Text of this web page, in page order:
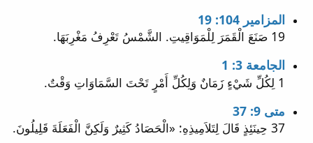
المزامير 104: 19
19 صَنَعَ الْقَمَرَ لِلْمَوَاقِيتِ. الشَّمْسُ تَعْرِفُ مَغْرِبَهَا.
الجامعة 3: 1
1 لِكُلِّ شَيْءٍ زَمَانٌ وَلِكُلِّ أَمْرٍ تَحْتَ السَّمَاوَاتِ وَقْتٌ.
متى 9: 37
37 حِينَئِذٍ قَالَ لِتَلاَمِيذِهِ: «الْحَصَادُ كَثِيرٌ وَلَكِنَّ الْفَعَلَةَ قَلِيلُونَ.